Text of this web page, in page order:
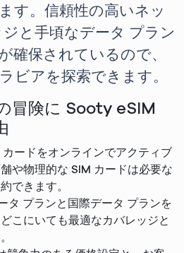
す。信頼性の高いネッ
ジと手頃なデータ プラン
確保されているので、
ビアを探索できます。
冒険に Sooty eSIM
ードをオンラインでアクティブ
や物理的な SIM カードは必要な
できます。
タ プランと国際データ プランを
こにいても最適なカバレッジと